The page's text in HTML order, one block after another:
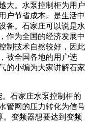
大。水泵控制柜为用户
户节省成本。是生活中
备。石家庄可以说是水
作为全国的经济发展中
制技术自然较好，因此
被全国各地的用户选
的小编为大家讲解石家
石家庄水泵控制柜的
管网的压力转化为信号
。变频器想要达到变频